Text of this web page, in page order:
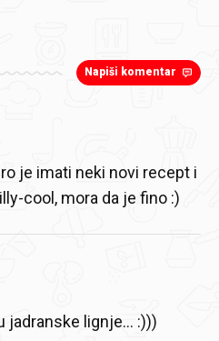
Napiši komentar
je imati neki novi recept i
cool, mora da je fino :)
jadranske lignje… :)))